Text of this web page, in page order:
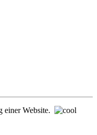
einer Website.